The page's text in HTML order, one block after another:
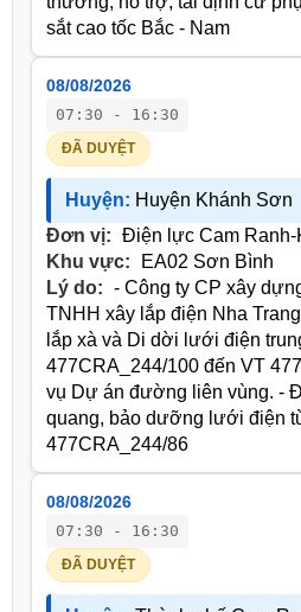
sắt cao tốc Bắc - Nam
08/08/2026
07:30 - 16:30
ĐÃ DUYỆT
Huyện: Huyện Khánh Sơn
Đơn vị: Điện lực Cam Ranh-
Khu vực:
EA02 Sơn Bình
Lý do: - Công ty CP xây
TNHH xây lắp điện Nha
lắp xà và Di dời lưới điện
477CRA_244/100 đến VT
vụ Dự án đường liên vùng. -
quang, bảo dưỡng lưới điện
477CRA_244/86
08/08/2026
07:30 - 16:30
ĐÃ DUYỆT